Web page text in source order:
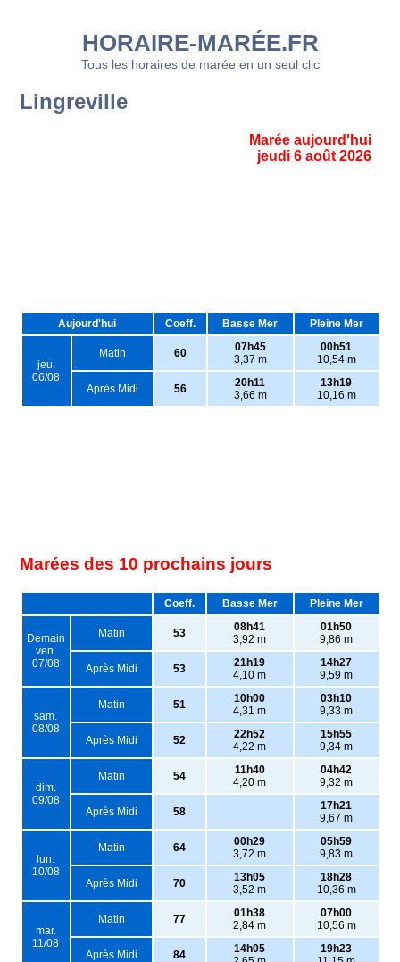
HORAIRE-MARÉE.FR
Tous les horaires de marée en un seul clic
Lingreville
Marée aujourd'hui
jeudi 6 août 2026
Aujourd'hui Coeff. Basse Mer Pleine Mer
jeu.
06/08
Matin 60
07h45
3,37 m
00h51
10,54 m
Après Midi 56
20h11
3,66 m
13h19
10,16 m
Marées des 10 prochains jours
Coeff. Basse Mer Pleine Mer
Demain
ven.
07/08
Matin 53
08h41
3,92 m
01h50
9,86 m
Après Midi 53
21h19
4,10 m
14h27
9,59 m
sam.
08/08
Matin 51
10h00
4,31 m
03h10
9,33 m
Après Midi 52
22h52
4,22 m
15h55
9,34 m
dim.
09/08
Matin 54
11h40
4,20 m
04h42
9,32 m
Après Midi 58
17h21
9,67 m
lun.
10/08
Matin 64
00h29
3,72 m
05h59
9,83 m
Après Midi 70
13h05
3,52 m
18h28
10,36 m
mar.
11/08
Matin 77
01h38
2,84 m
07h00
10,56 m
Après Midi 84
14h05
19h23